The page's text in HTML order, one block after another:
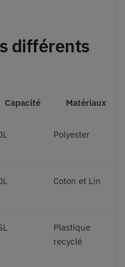
différents
Capacité Matériaux
Polyester
Coton et Lin
Plastique
recyclé